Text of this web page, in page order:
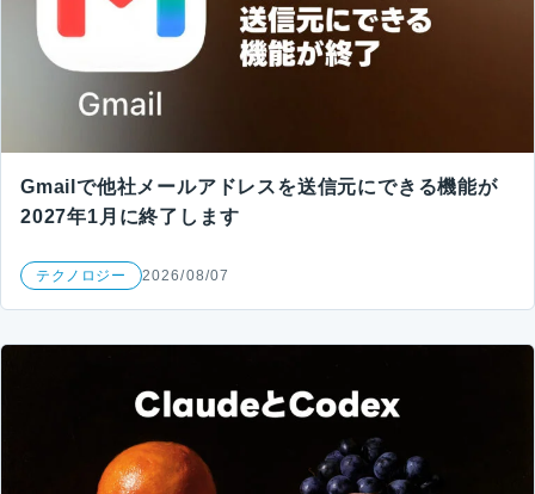
Gmailで他社メールアドレスを送信元にできる機能が
2027年1月に終了します
テクノロジー 2026/08/07